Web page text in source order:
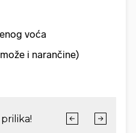
voća
i narančine)